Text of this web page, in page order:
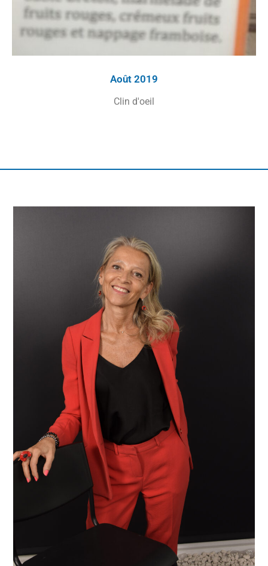
Août 2019
Clin d'oeil